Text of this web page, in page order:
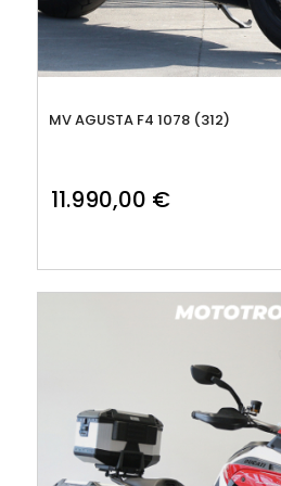
MV AGUSTA F4 1078 (312)
11.990,00 €